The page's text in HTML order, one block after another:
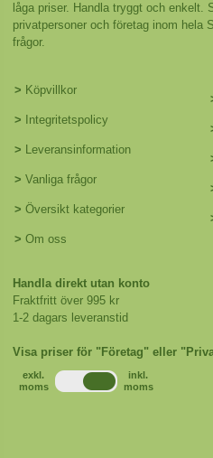
låga priser. Handla tryggt och enkelt.
privatpersoner och företag inom hela
frågor.
> Köpvillkor
> Integritetspolicy
> Leveransinformation
> Vanliga frågor
> Översikt kategorier
> Om oss
Handla direkt utan konto
Fraktfritt över 995 kr
1-2 dagars leveranstid
Visa priser för "Företag" eller
exkl.
moms
inkl.
moms